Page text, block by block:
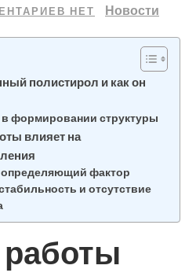
НЕТ Новости
полистирол и как он
в формировании структуры
влияет на
определяющий фактор
и отсутствие